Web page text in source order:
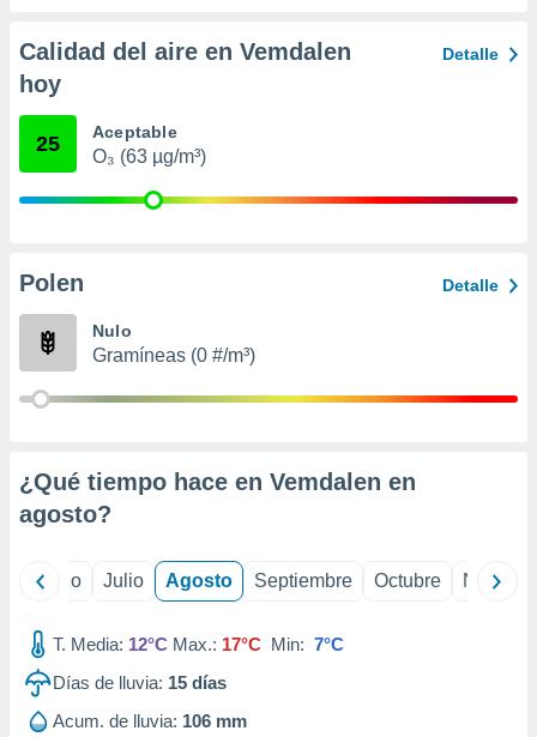
e
publicidad
1199
Calidad del aire en Vemdalen
hoy
Detalle
25 Aceptable
O₃ (63 µg/m³)
Polen Detalle
Nulo
Gramíneas (0 #/m³)
¿Qué tiempo hace en Vemdalen en
agosto?
Junio Julio Agosto Septiembre Octubre
T. Media: 12°C Max.: 17°C Min: 7°C
Días de lluvia: 15 días
Acum. de lluvia: 106 mm